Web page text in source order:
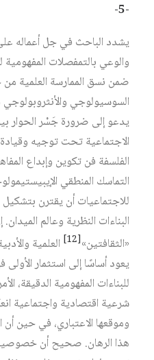
-5-
يشدد الباحث في جل أعماله
والوعي بالتمفصلات المفهومية
ضمن نسق الممارسة العلمية
السوسيولوجي
يدعو إلى ضرورة جَسْر
الاجتماعية تحت توجيه
الفلسفة فن تكوين وإبداع
التماسك المنطقي
للاجتماعيات أن يقترن
البناءات النظرية وعالم
«الثقافتين»[12]
العلمية
يعود أساسًا إلى استثمار
للبناءات المفهومية الدقيقة،
شرعية اقتصادية واجتماعية
وموقعها الاعتباري، في حين
هذا الرهان. صحيح أن خصوصيات